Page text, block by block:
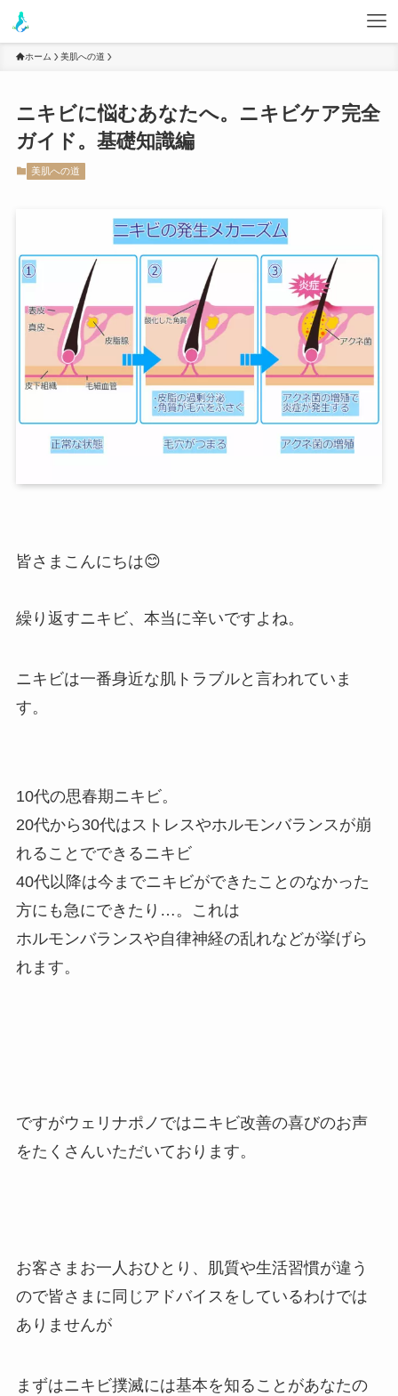
ホーム 美肌への道
ニキビに悩むあなたへ。ニキビケア完全
ガイド。基礎知識編
美肌への道
皆さまこんにちは😊
繰り返すニキビ、本当に辛いですよね。
ニキビは一番身近な肌トラブルと言われていま
す。
10代の思春期ニキビ。
20代から30代はストレスやホルモンバランスが崩
れることでできるニキビ
40代以降は今までニキビができたことのなかった
方にも急にできたり…。これは
ホルモンバランスや自律神経の乱れなどが挙げら
れます。
ですがウェリナポノではニキビ改善の喜びのお声
をたくさんいただいております。
お客さまお一人おひとり、肌質や生活習慣が違う
ので皆さまに同じアドバイスをしているわけでは
ありませんが
まずはニキビ撲滅には基本を知ることがあなたの